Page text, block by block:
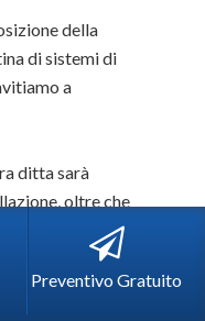
della
di sistemi di
a
ditta sarà
oltre che
che lo
che si
Preventivo Gratuito